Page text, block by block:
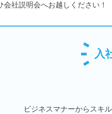
社説明会へお越しください！
入
ビジネスマナーからスキ